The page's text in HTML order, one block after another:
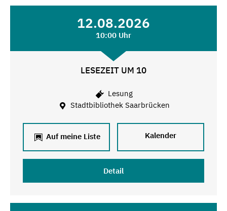
12.08.2026
10:00 Uhr
LESEZEIT UM 10
Lesung
Stadtbibliothek Saarbrücken
Auf meine Liste Kalender
Detail